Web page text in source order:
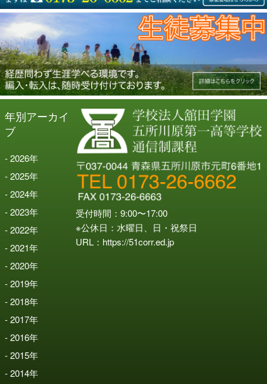
年別アーカイ
ブ
2026年
2025年
2024年
2023年
2022年
2021年
2020年
2019年
2018年
2017年
2016年
2015年
2014年
受付時間：9:00〜17:00
※公休日：水曜日、日・祝祭日
URL： https://51corr.ed.jp